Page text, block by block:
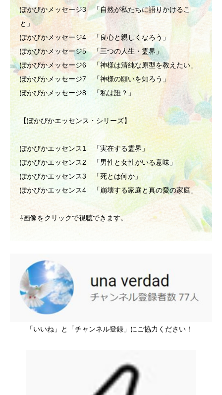
ぽかぴかメッセージ3 「自然が私たちに語りかけるこ
と」
ぽかぴかメッセージ4 「良心と親しくなろう」
ぽかぴかメッセージ5 「三つの人生・霊界」
ぽかぴかメッセージ6 「神様は清純な原型を教えたい」
ぽかぴかメッセージ7 「神様の願いを知ろう」
ぽかぴかメッセージ8 「私は誰？」
【ぽかぴかエッセンス・シリーズ】
ぽかぴかエッセンス1 「実在する霊界」
ぽかぴかエッセンス2 「男性と女性がいる意味」
ぽかぴかエッセンス3 「死とは何か」
ぽかぴかエッセンス4 「崩壊する家庭と真の愛の家庭」
⇩画像をクリックで視聴できます。
「いいね」と「チャンネル登録」にご協力ください！